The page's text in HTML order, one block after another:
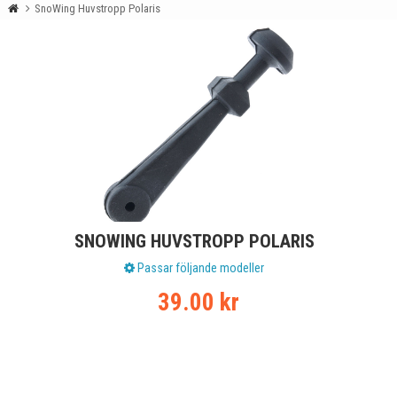
SnoWing Huvstropp Polaris
SNOWING HUVSTROPP POLARIS
Passar följande modeller
39.00 kr